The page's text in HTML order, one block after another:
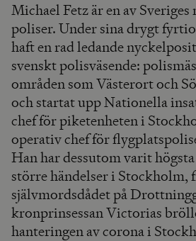
Michael Fetz är en av Sveriges
poliser. Under sina drygt
haft en rad ledande
svenskt polisväsende:
områden som Västerort och
och startat upp Nationella
chef för piketenheten i
operativ chef för
Han har dessutom varit
större händelser i Stockholm,
självmordsdådet på
kronprinsessan Victorias
hanteringen av corona i